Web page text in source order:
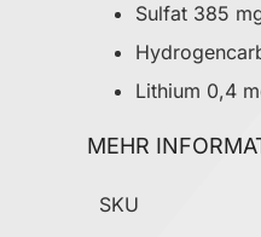
Sulfat 385
Lithium 0,4
MEHR
Mehr Informationen
SKU